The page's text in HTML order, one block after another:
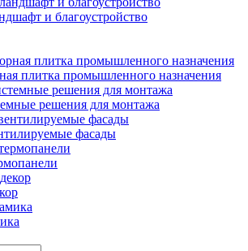
и благоустройство
плитка промышленного назначения
решения для монтажа
фасады